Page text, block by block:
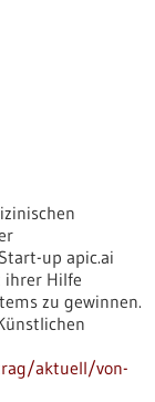
up apic.ai
ihrer Hilfe
zu gewinnen.
aktuell/von-